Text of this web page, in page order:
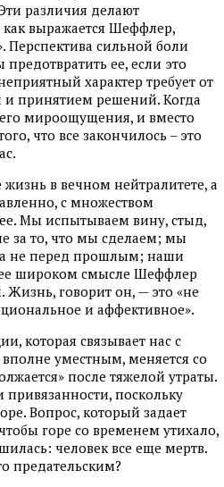
различия делают
выражается Шеффлер,
сильной боли
ее, если это
характер требует от
и принятием решений. Когда
мироощущения, и вместо
что все закончилось – это
в вечном нейтралитете, а
с множеством
Мы испытываем вину, стыд,
за то, что мы сделаем; мы
не перед прошлым; наши
широком смысле Шеффлер
говорит он, — это «не
и аффективное».
которая связывает нас с
уместным, меняется со
после тяжелой утраты.
поскольку
Вопрос, который задает
горе со временем утихало,
человек все еще мертв.
предательским?